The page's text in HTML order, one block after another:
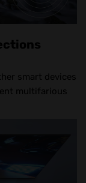
smart devices
multifarious